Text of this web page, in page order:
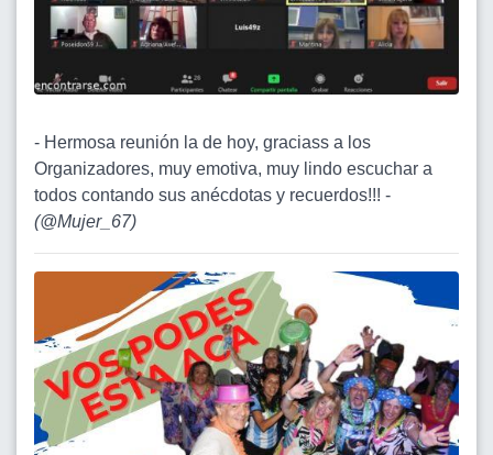
- Hermosa reunión la de hoy, graciass a los
Organizadores, muy emotiva, muy lindo escuchar a
todos contando sus anécdotas y recuerdos!!! -
(@Mujer_67)